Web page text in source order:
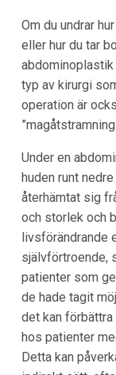
Om du undrar
eller hur du tar
typ av kirurgi
operation är
Under en
huden runt
återhämtat sig
och storlek och
livsförändrande
självförtroende,
patienter som
de hade tagit
det kan
hos patienter
Detta kan